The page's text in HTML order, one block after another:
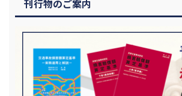
刊行物のご案内